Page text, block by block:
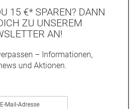
15 €* SPAREN? DANN
ZU UNSEREM
AN!
– Informationen,
und Aktionen.